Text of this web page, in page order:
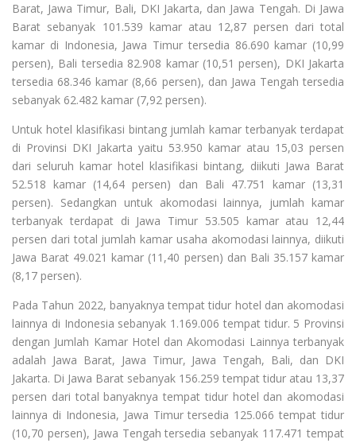
Barat, Jawa Timur, Bali, DKI Jakarta, dan Jawa Tengah. Di Jawa
Barat sebanyak 101.539 kamar atau 12,87 persen dari total
kamar di Indonesia, Jawa Timur tersedia 86.690 kamar (10,99
persen), Bali tersedia 82.908 kamar (10,51 persen), DKI Jakarta
tersedia 68.346 kamar (8,66 persen), dan Jawa Tengah tersedia
sebanyak 62.482 kamar (7,92 persen).
Untuk hotel klasifikasi bintang jumlah kamar terbanyak terdapat
di Provinsi DKI Jakarta yaitu 53.950 kamar atau 15,03 persen
dari seluruh kamar hotel klasifikasi bintang, diikuti Jawa Barat
52.518 kamar (14,64 persen) dan Bali 47.751 kamar (13,31
persen). Sedangkan untuk akomodasi lainnya, jumlah kamar
terbanyak terdapat di Jawa Timur 53.505 kamar atau 12,44
persen dari total jumlah kamar usaha akomodasi lainnya, diikuti
Jawa Barat 49.021 kamar (11,40 persen) dan Bali 35.157 kamar
(8,17 persen).
Pada Tahun 2022, banyaknya tempat tidur hotel dan akomodasi
lainnya di Indonesia sebanyak 1.169.006 tempat tidur. 5 Provinsi
dengan Jumlah Kamar Hotel dan Akomodasi Lainnya terbanyak
adalah Jawa Barat, Jawa Timur, Jawa Tengah, Bali, dan DKI
Jakarta. Di Jawa Barat sebanyak 156.259 tempat tidur atau 13,37
persen dari total banyaknya tempat tidur hotel dan akomodasi
lainnya di Indonesia, Jawa Timur tersedia 125.066 tempat tidur
(10,70 persen), Jawa Tengah tersedia sebanyak 117.471 tempat